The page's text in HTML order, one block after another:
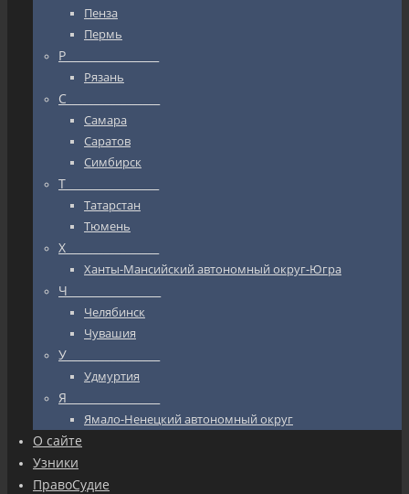
Пенза
Пермь
Р_________________
Рязань
С_________________
Самара
Саратов
Симбирск
Т_________________
Татарстан
Тюмень
Х_________________
Ханты-Мансийский автономный округ-Югра
Ч_________________
Челябинск
Чувашия
У_________________
Удмуртия
Я_________________
Ямало-Ненецкий автономный округ
О сайте
Узники
ПравоСудие